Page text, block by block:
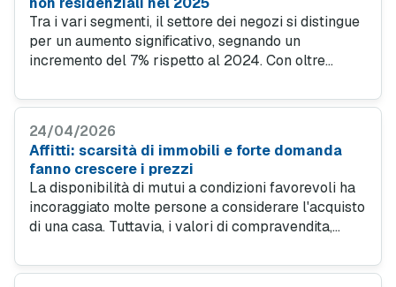
Tra i vari segmenti, il settore dei negozi si distingue
per un aumento significativo, segnando un
incremento del 7% rispetto al 2024. Con oltre
8,5 miliardi di euro, il comparto mostra una vitalità
rialzo maggiore, con un +11%, seguite dal Nord Est
(+9,2%) e dal Sud (+7,5%). Anche il Centro (+6,3%) e
il Nord Ovest (+4,6%) mostrano segni positivi.
24/04/2026
Affitti: scarsità di immobili e forte domanda
fanno crescere i prezzi
La disponibilità di mutui a condizioni favorevoli ha
incoraggiato molte persone a considerare l'acquisto
di una casa. Tuttavia, i valori di compravendita,
esigenze abitative, hanno mantenuto elevata la